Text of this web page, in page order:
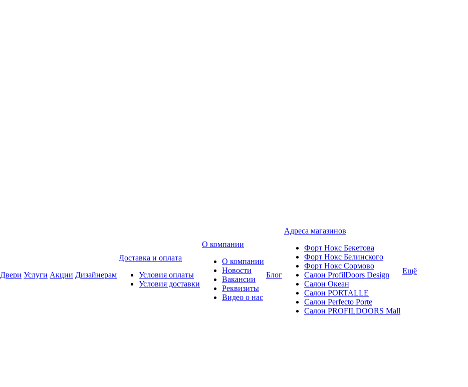
Двери Услуги Акции Дизайнерам
Доставка и оплата
Условия оплаты
Условия доставки
О компании
О компании
Новости
Вакансии
Реквизиты
Видео о нас
Блог
Адреса магазинов
Форт Нокс Бекетова
Форт Нокс Белинского
Форт Нокс Сормово
Салон ProfilDoors Design
Салон Океан
Салон PORTALLE
Салон Perfecto Portе
Салон PROFILDOORS Mall
Ещё